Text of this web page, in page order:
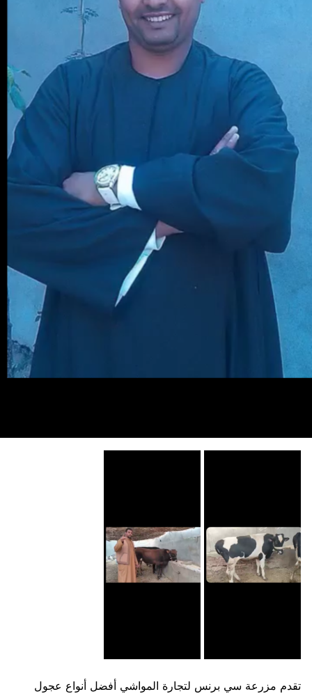
تقدم مزرعة سي برنس لتجارة المواشي أفضل أنواع عجول